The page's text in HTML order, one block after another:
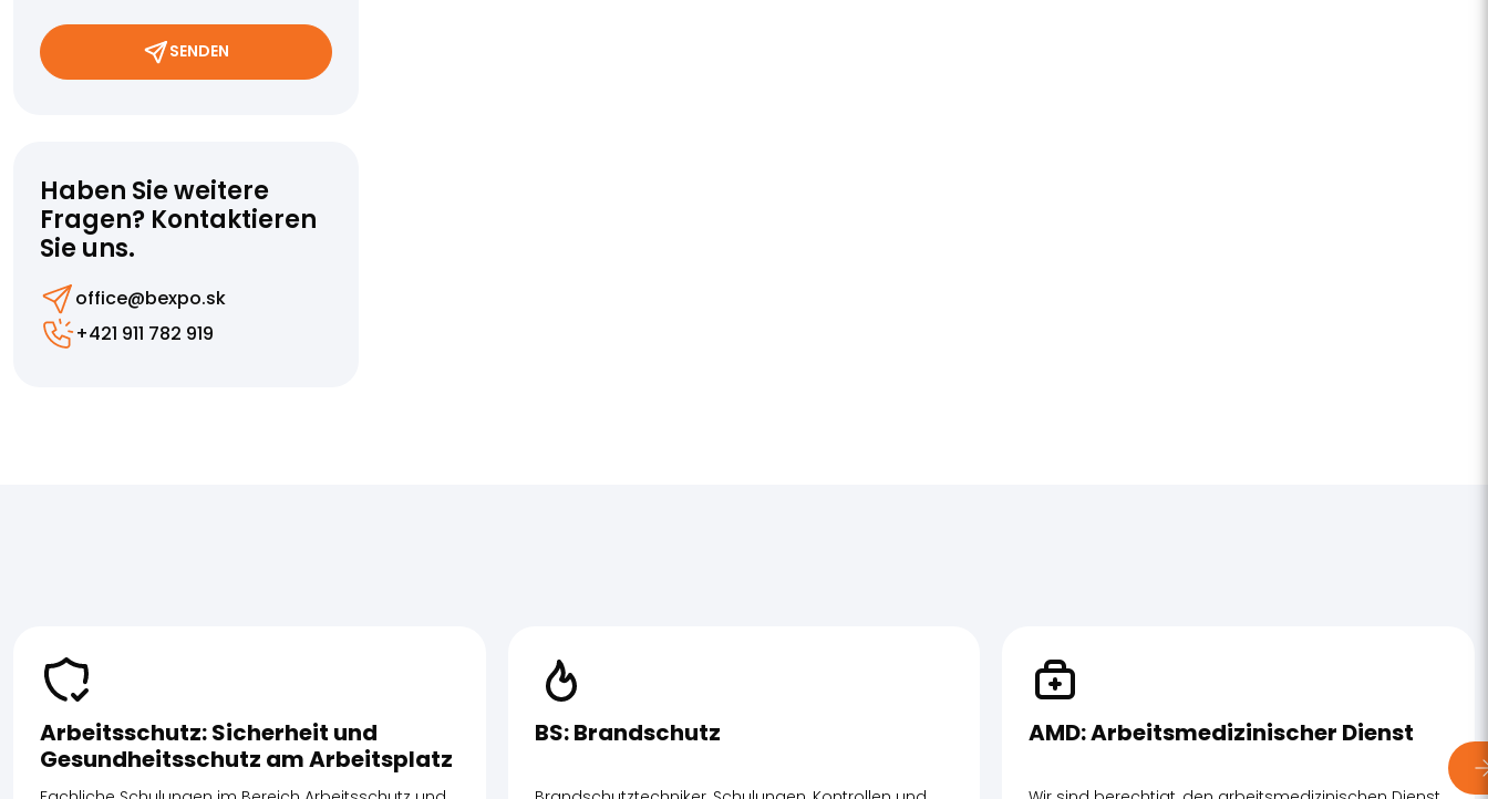
SENDEN
Haben Sie weitere
Fragen? Kontaktieren
Sie uns.
office@bexpo.sk
+421 911 782 919
Arbeitsschutz: Sicherheit und
Gesundheitsschutz am Arbeitsplatz
BS: Brandschutz AMD: Arbeitsmedizinischer Dienst